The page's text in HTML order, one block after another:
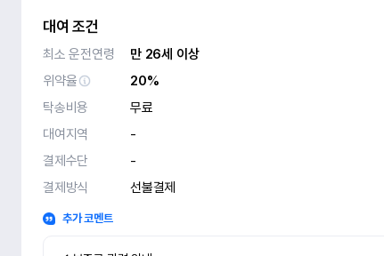
대여 조건
최소 운전연령
만 26세 이상
위약율
20%
탁송비용
무료
대여지역
-
결제수단
-
결제방식
선불결제
추가 코멘트